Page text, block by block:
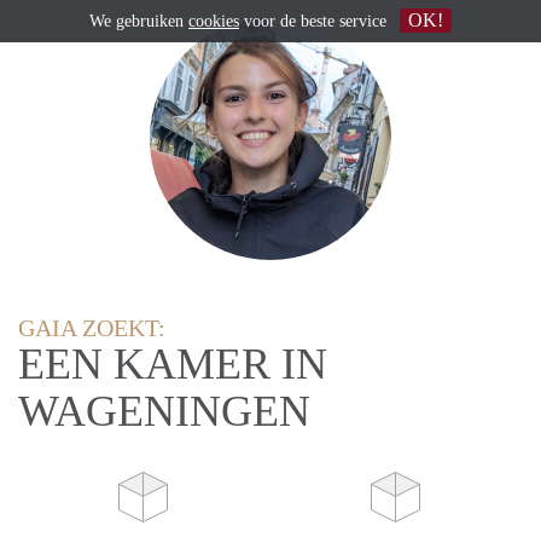
GAIA ZOEKT:
EEN KAMER IN
WAGENINGEN
We gebruiken cookies voor de beste service OK!